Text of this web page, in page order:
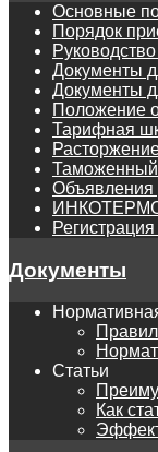
Основные
Порядок
Документы
Документы
Положение
Тарифная
Таможенный
Объявления
Документы
Статьи
Как